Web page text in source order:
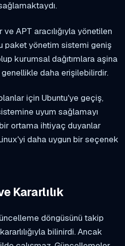
ve APT aracılığıyla yönetilen
paket yönetim sistemi geniş
kurumsal dağıtımlara aşina
daha erişilebilirdir.
için Ubuntu'ye geçiş,
uyum sağlamayı
ortama ihtiyaç duyanlar
daha uygun bir seçenek
Kararlılık
döngüsünü takip
bilinirdi. Ancak